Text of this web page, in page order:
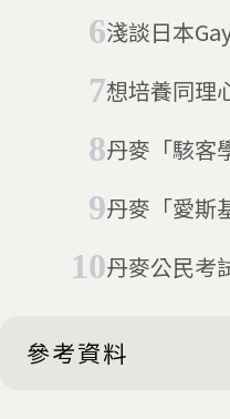
淺談日本
想培養同理
丹麥「駭客
丹麥「愛斯基摩
丹麥公民考試有夠難
參考資料